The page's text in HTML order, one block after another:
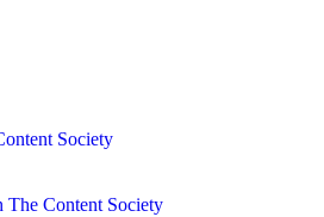
Society
Content Society